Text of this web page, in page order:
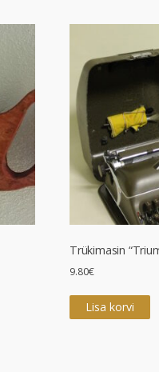
Trükimasin
9.80€
Lisa korvi